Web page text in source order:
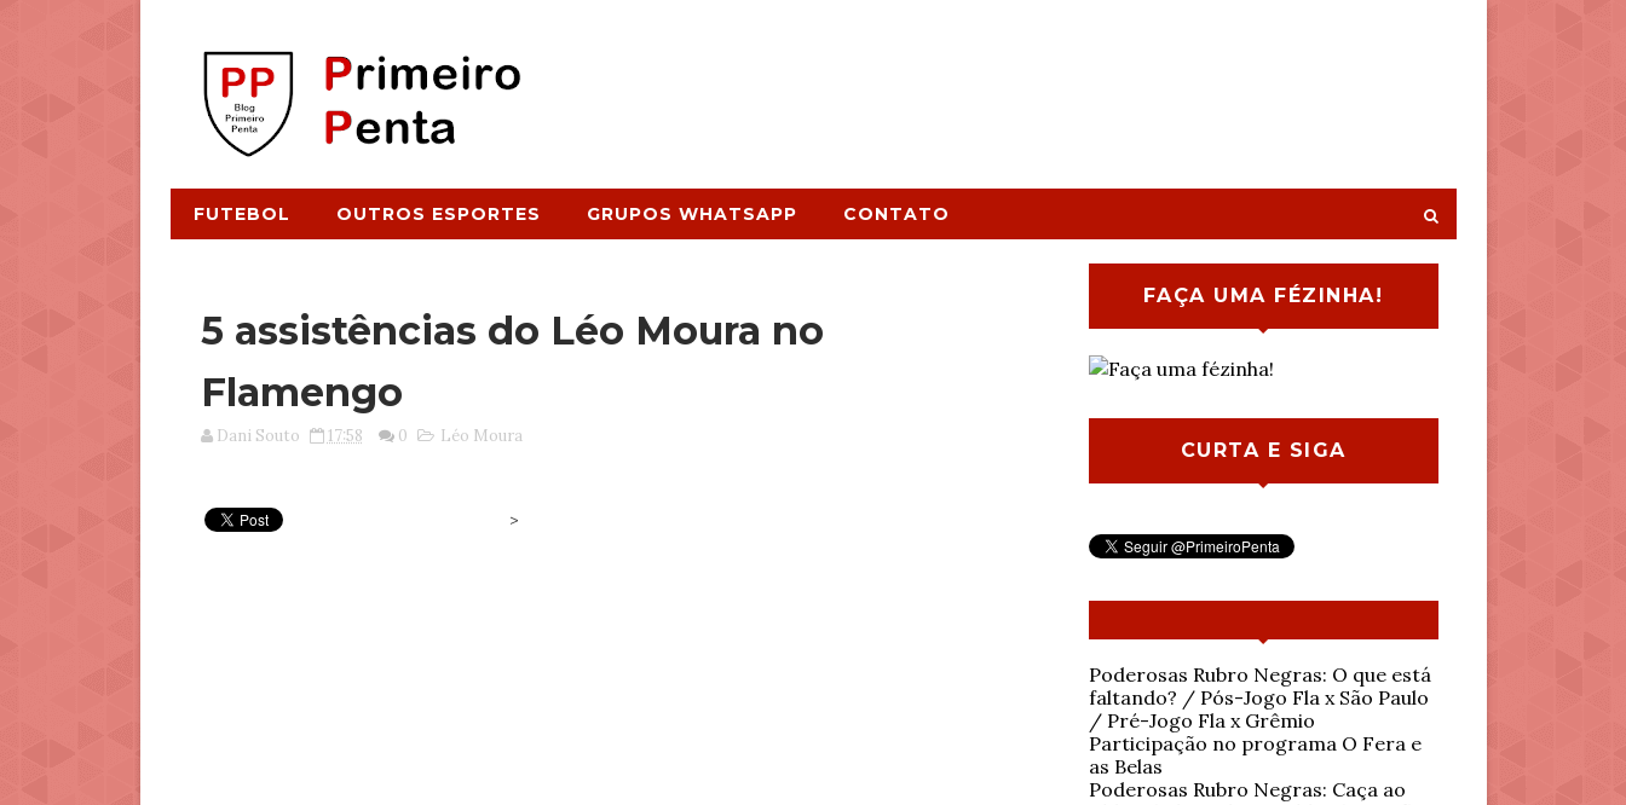
FUTEBOL OUTROS ESPORTES GRUPOS WHATSAPP CONTATO
5 assistências do Léo Moura no
Flamengo
Dani Souto 17:58 0 Léo Moura
>
FAÇA UMA FÉZINHA!
CURTA E SIGA
Poderosas Rubro Negras: O que está
faltando? / Pós-Jogo Fla x São Paulo
/ Pré-Jogo Fla x Grêmio
Participação no programa O Fera e
as Belas
Poderosas Rubro Negras: Caça ao